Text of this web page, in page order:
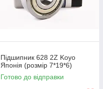
Підшипник 628 2Z Koyo
Японія (розмір 7*19*6)
Готово до відправки